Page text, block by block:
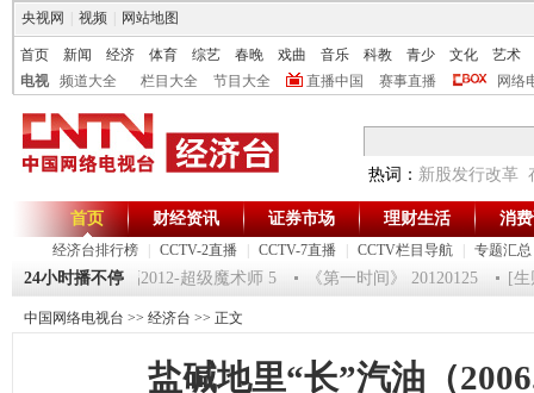
央视网 视频 网站地图
首页 新闻 经济 体育 综艺 春晚 戏曲 音乐 科教 青少 文化
艺术
电视
频道大全 栏目大全 节目大全 直播中国 赛事直播 网络
热词： 新股发行改革
首页
经济台排行榜 CCTV-2直播 CCTV-7直播 CCTV栏目导航 专题汇总
财经资讯 证券市场 理财生活 消
24小时播不停祝福2012-超级魔术师 5 《第一时间》 20120125 [生财有
中国网络电视台 >> 经济台 >> 正文
盐碱地里“长”汽油（